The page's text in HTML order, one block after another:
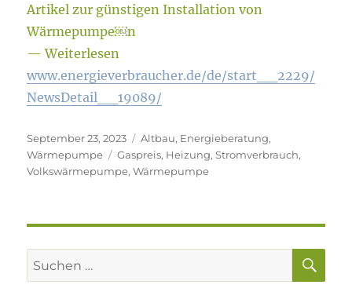
Artikel zur günstigen Installation von
Wärmepumpe￼n
— Weiterlesen
www.energieverbraucher.de/de/start__2229/
NewsDetail__19089/
Veröffentlicht
am
September 23, 2023 Kategorien
Altbau, Energieberatung,
Wärmepumpe
Schlagwörter
Gaspreis, Heizung,Stromverbrauch,
Volkswärmepumpe,Wärmepumpe
Suchen
nach: